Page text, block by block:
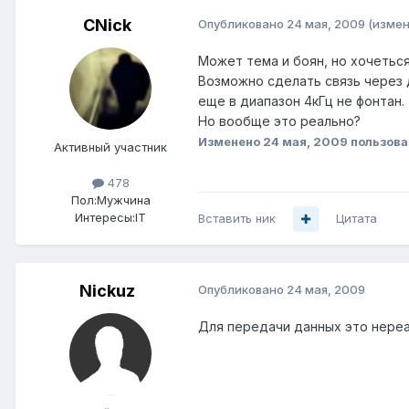
CNick
Активный участник
478
Пол:Мужчина
Интересы:IT
Опубликовано 24 мая, 2009
Может тема и боян, но
Возможно сделать связь
еще в диапазон 4кГц не фонтан.
Но вообще это реально?
Изменено 24 мая, 2009
Вставить ник Цитата
Nickuz Опубликовано 24 мая, 2009
Для передачи данных это